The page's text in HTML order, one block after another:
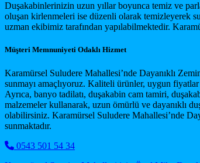
Duşakabinlerinizin uzun yıllar boyunca temiz ve
oluşan kirlenmeleri ise düzenli olarak temizleyerek
uzman ekibimiz tarafından yapılabilmektedir.
Müşteri Memnuniyeti Odaklı Hizmet
Karamürsel Suludere Mahallesi’nde Dayanıklı
sunmayı amaçlıyoruz. Kaliteli ürünler, uygun
Ayrıca, banyo tadilatı, duşakabin cam tamiri,
malzemeler kullanarak, uzun ömürlü ve dayanıklı
olabilirsiniz. Karamürsel Suludere Mahallesi’nde
sunmaktadır.
0543 501 54 34